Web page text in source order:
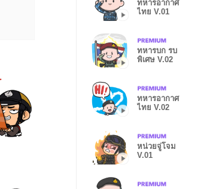
ทหารอากาศ
ไทย V.01
ทหารบก รบ
พิเศษ V.02
ทหารอากาศ
ไทย V.02
หน่วยจู่โจม
V.01